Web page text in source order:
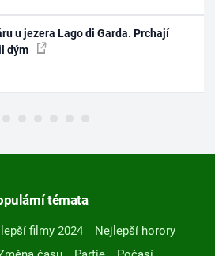
u jezera Lago di Garda. Prchají
dým
témata
filmy 2024
Nejlepší horory